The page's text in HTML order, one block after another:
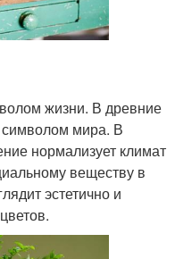
жизни. В древние
мира. В
нормализует климат
веществу в
эстетично и